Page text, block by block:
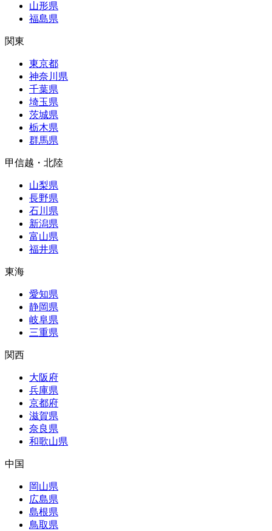
山形県
福島県
関東
東京都
神奈川県
千葉県
埼玉県
茨城県
栃木県
群馬県
甲信越・北陸
山梨県
長野県
石川県
新潟県
富山県
福井県
東海
愛知県
静岡県
岐阜県
三重県
関西
大阪府
兵庫県
京都府
滋賀県
奈良県
和歌山県
中国
岡山県
広島県
島根県
鳥取県